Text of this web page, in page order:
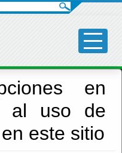
en
al uso de
este sitio